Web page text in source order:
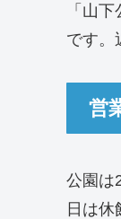
「山
です。
営
公園は
日は休